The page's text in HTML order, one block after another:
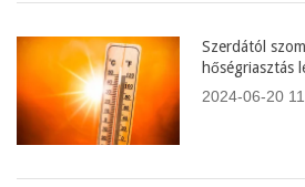
Szerdától
hőségriasztás
2024-06-20